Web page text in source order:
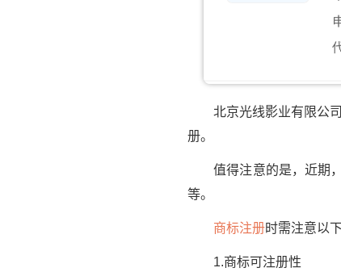
北京光线影业有限公司
册。
值得注意的是，近期，
等。
商标注册时需注意以
1.商标可注册性